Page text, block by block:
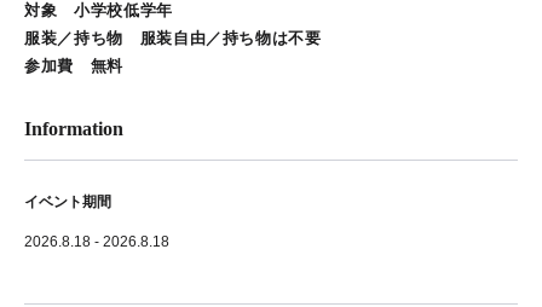
対象 小学校低学年
服装／持ち物 服装自由／持ち物は不要
参加費 無料
Information
イベント期間
2026.8.18 - 2026.8.18